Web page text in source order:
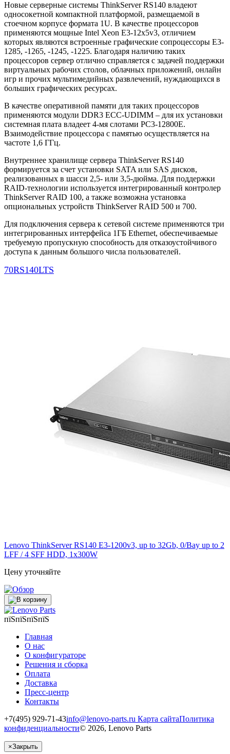
Новые серверные системы ThinkServer RS140 владеют
односокетной компактной платформой, размещаемой в
стоечном корпусе формата 1U. В качестве процессоров
применяются мощные Intel Xeon E3-12x5v3, отличием
которых являются встроенные графические сопроцессоры E3-
1285, -1265, -1245, -1225. Благодаря наличию таких
процессоров сервер отлично справляется с задачей поддержки
виртуальных рабочих столов, облачных приложений, онлайн
игр и прочих мультимедийных развлечений, нуждающихся в
больших графических ресурсах.
В качестве оперативной памяти для таких процессоров
применяются модули DDR3 ECC-UDIMM – для их установки
системная плата владеет 4-мя слотами PC3-12800E.
Взаимодействие процессора с памятью осуществляется на
частоте 1,6 ГГц.
Внутреннее хранилище сервера ThinkServer RS140
формируется за счет установки SATA или SAS дисков,
реализованных в шасси 2,5- или 3,5-дюйма. Для поддержки
RAID-технологии используется интегрированный контролер
ThinkServer RAID 100, а также возможна установка
опциональных устройств ThinkServer RAID 500 и 700.
Для подключения сервера к сетевой системе применяются три
интегрированных интерфейса 1ГБ Ethernet, обеспечиваемые
требуемую пропускную способность для отказоустойчивого
доступа к данным большого числа пользователей.
70RS140LTS
Lenovo ThinkServer RS140 E3-1200v3, up to 32Gb, 0/Bay up to 2
LFF / 4 SFF HDD, 1x300W
Цену уточняйте
пїЅпїЅпїЅпїЅ
Главная
О нас
О конфигураторе
Решения и сборка
Оплата
Доставка
Пресс-центр
Контакты
+7(495) 929-71-43info@lenovo-parts.ru Карта сайтаПолитика
конфиденциальности© 2026, Lenovo Parts
×Закрыть